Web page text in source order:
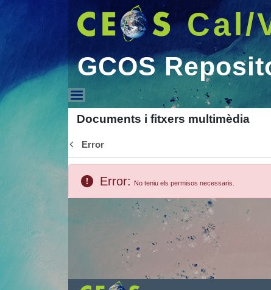
Cal/
GCOS
GCOS Repository
Documents i fitxers multimèdia
Error
Error: No teniu els permisos necessaris.